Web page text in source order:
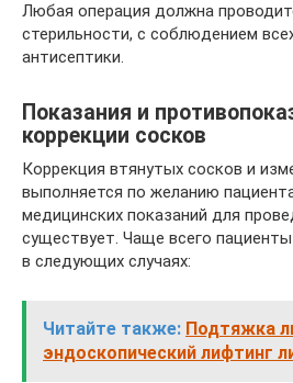
Любая операция должна
стерильности, с соблюдением
антисептики.
Показания и
коррекции сосков
Коррекция втянутых сосков и
выполняется по желанию
медицинских показаний для
существует. Чаще всего
в следующих случаях:
Читайте также: Подтяжка
эндоскопический лифтинг